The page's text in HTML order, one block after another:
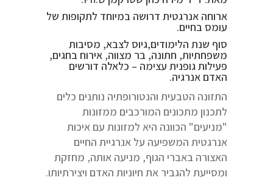
ארוחה אנרגטית דרושה במיוחד לתקופות של
עומס בחיים.
סוף שנת הלימודים,גיוס לצבא, מסיבות
משפחתיות, חתונה, בר מצווה, אירוח בחגים,
פעילות גופנית עצימה – כלאלה דורשים
האדם אנרגיה.
התזונה הטבעית והנטורופתיה נותנים כלים
לתכנון מתכונים המורכבים ממזונות
"מניעים" הכוונה היא למזונות עם איכות
אנרגטית המשפיעה על אנרגיית החיים
האצורה באברי הגוף, מניעה אותה, מחזקת
ומסייעת להגביר את חיוניות האדם ויצירתיותו.